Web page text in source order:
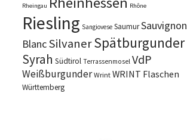
Rheingau Rhône
Riesling Sangiovese SaumurSauvignon
BlancSilvanerSpätburgunder
Syrah Südtirol Terrassenmosel VdP
Weißburgunder Wrint WRINT Flaschen
Württemberg